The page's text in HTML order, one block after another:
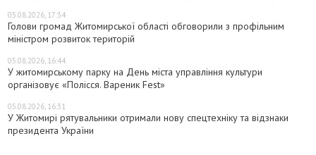
05.08.2026, 17:34
Голови громад Житомирської області обговорили з профільним
міністром розвиток територій
05.08.2026, 16:44
У житомирському парку на День міста управління культури
організовує «Полісся. Вареник Fest»
05.08.2026, 16:31
У Житомирі рятувальники отримали нову спецтехніку та відзнаки
президента України